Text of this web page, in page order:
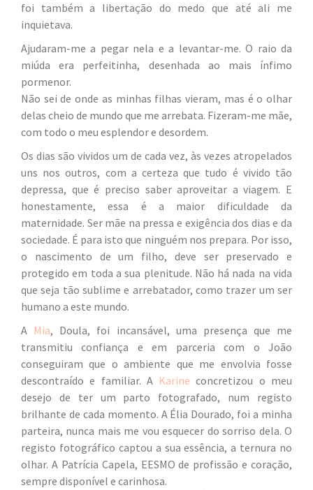
foi também a libertação do medo que até ali me
inquietava.
Ajudaram-me a pegar nela e a levantar-me. O raio da
miúda era perfeitinha, desenhada ao mais ínfimo
pormenor.
Não sei de onde as minhas filhas vieram, mas é o olhar
delas cheio de mundo que me arrebata. Fizeram-me mãe,
com todo o meu esplendor e desordem.
Os dias são vividos um de cada vez, às vezes atropelados
uns nos outros, com a certeza que tudo é vivido tão
depressa, que é preciso saber aproveitar a viagem. E
honestamente, essa é a maior dificuldade da
maternidade. Ser mãe na pressa e exigência dos dias e da
sociedade. É para isto que ninguém nos prepara. Por isso,
o nascimento de um filho, deve ser preservado e
protegido em toda a sua plenitude. Não há nada na vida
que seja tão sublime e arrebatador, como trazer um ser
humano a este mundo.
A Mia, Doula, foi incansável, uma presença que me
transmitiu confiança e em parceria com o João
conseguiram que o ambiente que me envolvia fosse
descontraído e familiar. A Karine concretizou o meu
desejo de ter um parto fotografado, num registo
brilhante de cada momento. A Élia Dourado, foi a minha
parteira, nunca mais me vou esquecer do sorriso dela. O
registo fotográfico captou a sua essência, a ternura no
olhar. A Patrícia Capela, EESMO de profissão e coração,
sempre disponível e carinhosa.